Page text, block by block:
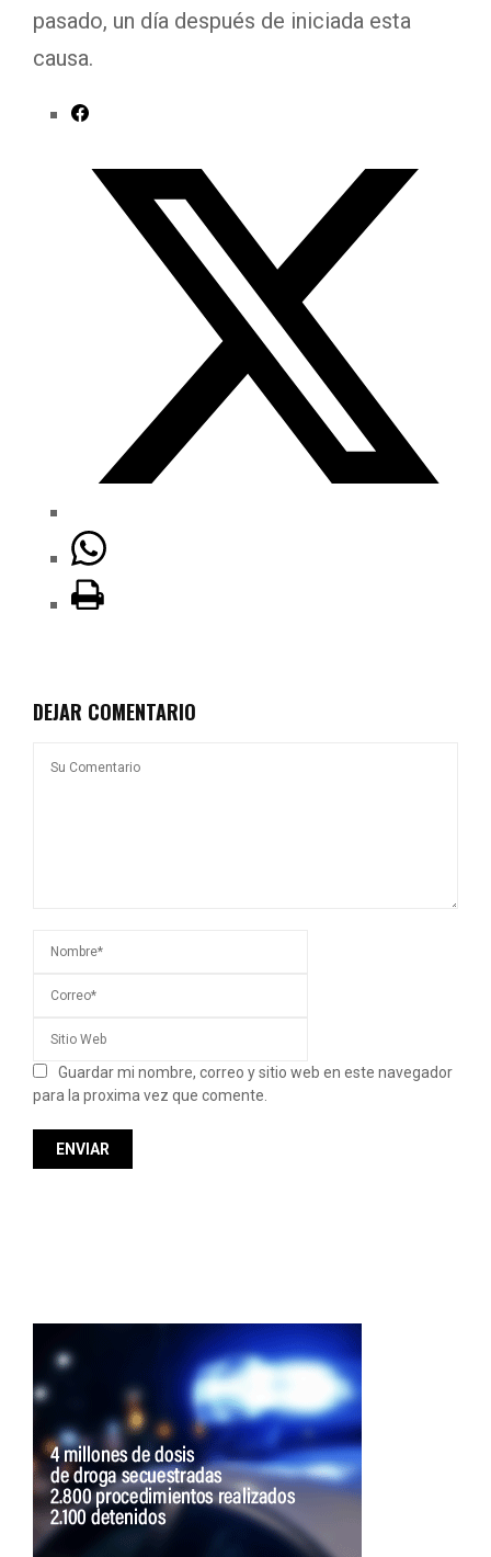
pasado, un día después de iniciada esta
causa.
DEJAR COMENTARIO
Guardar mi nombre, correo y sitio web en este navegador
para la proxima vez que comente.